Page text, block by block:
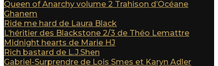
Queen of Anarchy volume 2 Trahison d’Océane
Ghanem
Ride me hard de Laura Black
L’héritier des Blackstone 2/3 de Théo Lemattre
Midnight hearts de Marie HJ
Rich bastard de L.J.Shen
Gabriel-Surprendre de Lois Smes et Karyn Adler